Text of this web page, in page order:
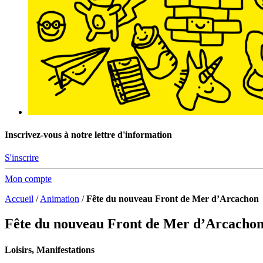
Inscrivez-vous à notre lettre d'information
S'inscrire
Mon compte
Accueil /Animation /Fête du nouveau Front de Mer d’Arcachon
Fête du nouveau Front de Mer
Loisirs, Manifestations